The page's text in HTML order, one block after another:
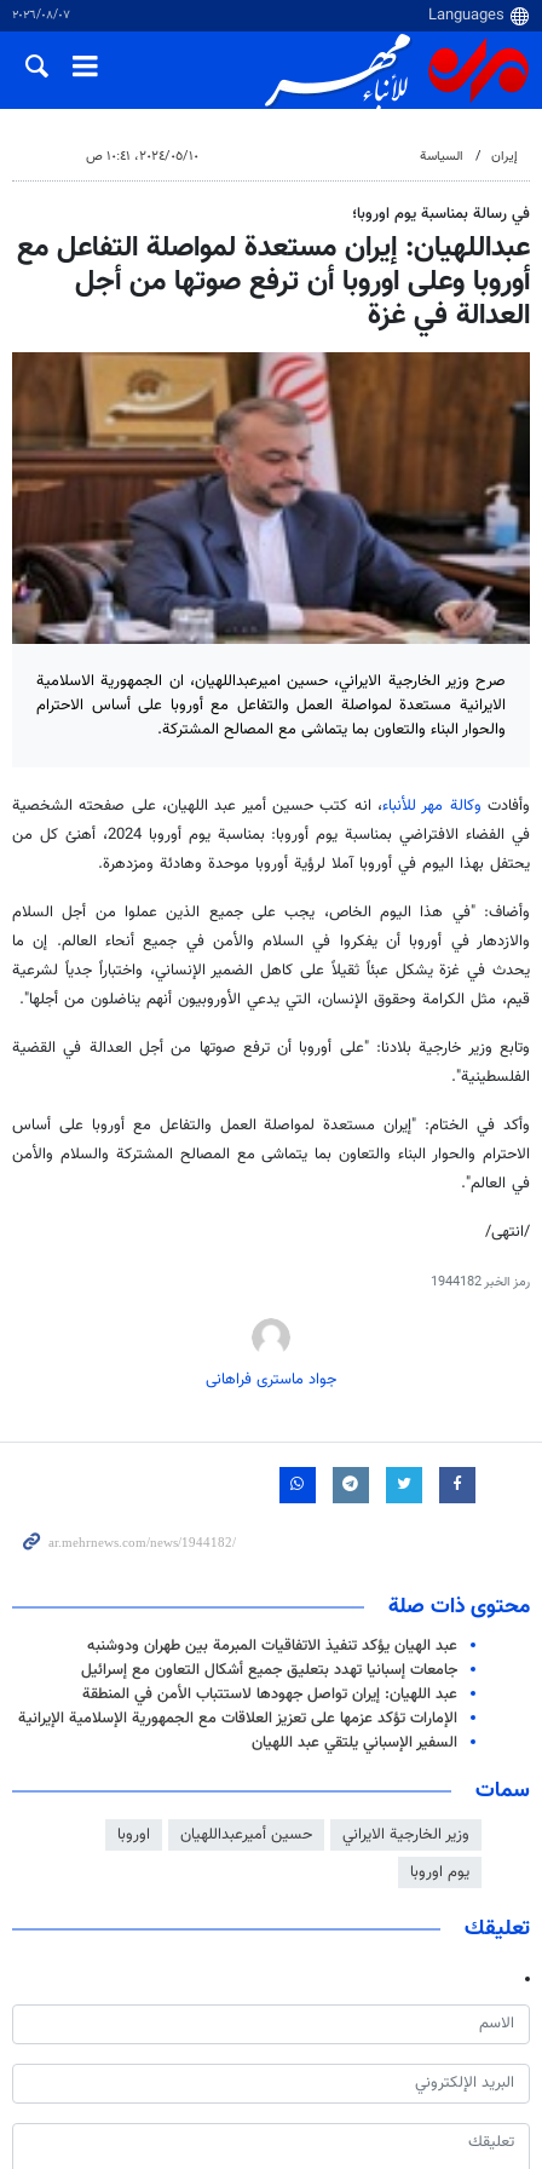
٠٧‏/٠٨‏/٢٠٢٦
إيران السياسة ١٠‏/٠٥‏/٢٠٢٤، ١٠:٤١ ص
في رسالة بمناسبة يوم اوروبا؛
عبداللهيان: إيران مستعدة لمواصلة التفاعل مع
أوروبا وعلى اوروبا أن ترفع صوتها من أجل
العدالة في غزة
صرح وزير الخارجية الايراني، حسين اميرعبداللهيان، ان الجمهورية الاسلامية
الايرانية مستعدة لمواصلة العمل والتفاعل مع أوروبا على أساس الاحترام
والحوار البناء والتعاون بما يتماشى مع المصالح المشتركة.
وأفادت وكالة مهر للأنباء، انه كتب حسين أمير عبد اللهيان، على صفحته الشخصية
في الفضاء الافتراضي بمناسبة يوم أوروبا: بمناسبة يوم أوروبا 2024، أهنئ كل من
يحتفل بهذا اليوم في أوروبا آملا لرؤية أوروبا موحدة وهادئة ومزدهرة.
وأضاف: "في هذا اليوم الخاص، يجب على جميع الذين عملوا من أجل السلام
والازدهار في أوروبا أن يفكروا في السلام والأمن في جميع أنحاء العالم. إن ما
يحدث في غزة يشكل عبئاً ثقيلاً على كاهل الضمير الإنساني، واختباراً جدياً لشرعية
قيم، مثل الكرامة وحقوق الإنسان، التي يدعي الأوروبيون أنهم يناضلون من أجلها".
وتابع وزير خارجية بلادنا: "على أوروبا أن ترفع صوتها من أجل العدالة في القضية
الفلسطينية".
وأكد في الختام: "إيران مستعدة لمواصلة العمل والتفاعل مع أوروبا على أساس
الاحترام والحوار البناء والتعاون بما يتماشى مع المصالح المشتركة والسلام والأمن
في العالم".
/انتهى/
رمز الخبر1944182
جواد ماستری فراهانی
محتوى ذات صلة
عبد الهيان يؤكد تنفيذ الاتفاقيات المبرمة بين طهران ودوشنبه
جامعات إسبانيا تهدد بتعليق جميع أشكال التعاون مع إسرائيل
عبد اللهيان: إيران تواصل جهودها لاستتباب الأمن في المنطقة
الإمارات تؤكد عزمها على تعزيز العلاقات مع الجمهورية الإسلامية الإيرانية
السفير الإسباني يلتقي عبد اللهيان
سمات
وزير الخارجية الايراني حسين أميرعبداللهيان
اوروبا
يوم اوروبا
تعليقك